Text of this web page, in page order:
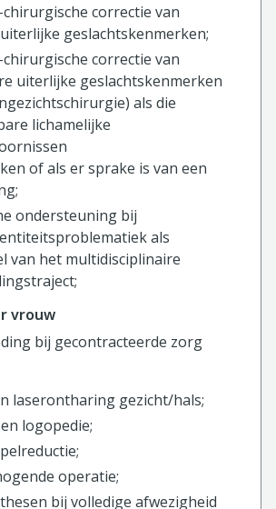
correctie van
geslachtskenmerken;
correctie van
uiterlijke geslachtskenmerken
als die
lichamelijke
of als er sprake is van een
ondersteuning bij
als
van het multidisciplinaire
vrouw
bij gecontracteerde zorg
laserontharing gezicht/hals;
logopedie;
operatie;
bij volledige afwezigheid